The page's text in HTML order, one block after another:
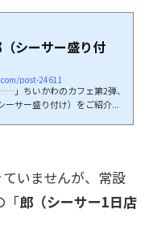
シーサー盛り付
post-24611
」ちいかわのカフェ第2弾、
ーサー盛り付け）をご紹介...
いませんが、常設
「郎（シーサー1日店